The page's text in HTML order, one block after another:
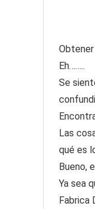
Eh……..
Se
Las
qué es
Bueno,
Ya sea
Fabrica